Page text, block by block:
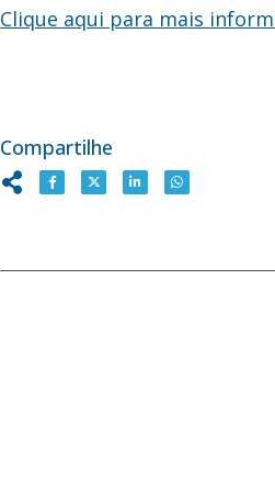
Clique aqui para mais
Compartilhe